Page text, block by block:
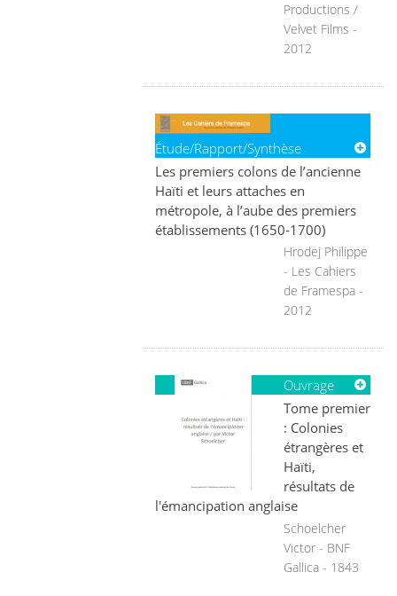
Productions /
Velvet Films -
2012
Étude/Rapport/Synthèse
Les premiers colons de l’ancienne
Haïti et leurs attaches en
métropole, à l’aube des premiers
établissements (1650-1700)
Hrodej Philippe
- Les Cahiers
de Framespa -
2012
Ouvrage
Tome premier
: Colonies
étrangères et
Haïti,
résultats de
l'émancipation anglaise
Schoelcher
Victor - BNF
Gallica - 1843